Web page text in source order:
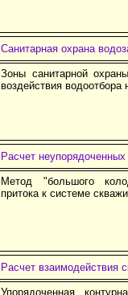
Санитарная охрана
Зоны санитарной
воздействия
Расчет
Метод "большого
притока к системе
Расчет взаимодействия
Упорядоченная